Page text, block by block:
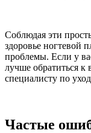
Соблюдая эти
здоровье ногтевой
проблемы. Если у
лучше обратиться
специалисту по
Частые